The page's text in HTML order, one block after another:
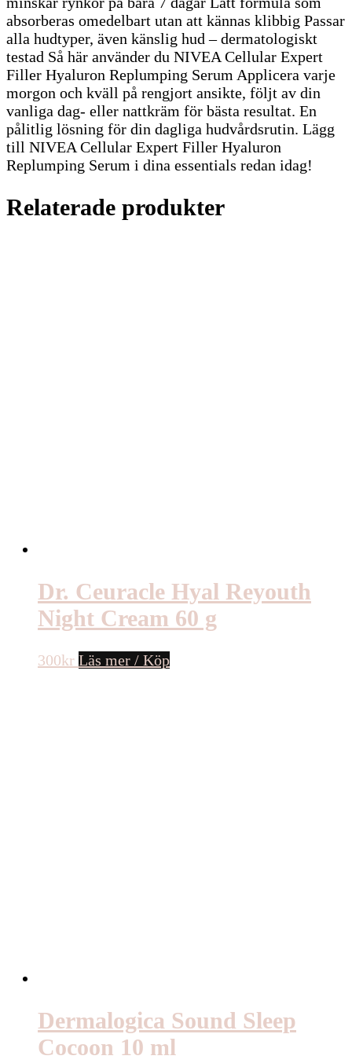
absorberas omedelbart utan att kännas klibbig Passar
alla hudtyper, även känslig hud – dermatologiskt
testad Så här använder du NIVEA Cellular Expert
Filler Hyaluron Replumping Serum Applicera varje
morgon och kväll på rengjort ansikte, följt av din
vanliga dag- eller nattkräm för bästa resultat. En
pålitlig lösning för din dagliga hudvårdsrutin. Lägg
till NIVEA Cellular Expert Filler Hyaluron
Replumping Serum i dina essentials redan idag!
Relaterade produkter
Dr. Ceuracle Hyal Reyouth
Night Cream 60 g
300kr Läs mer / Köp
Dermalogica Sound Sleep
Cocoon 10 ml